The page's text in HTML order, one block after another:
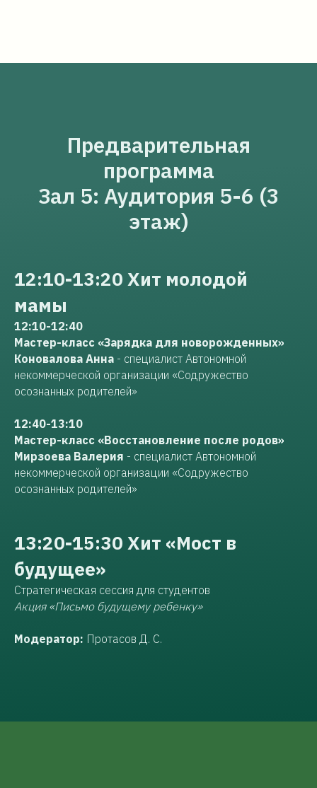
Предварительная
программа
Зал 5: Аудитория 5-6 (3
этаж)
12:10-13:20 Хит молодой
мамы
12:10-12:40
Мастер-класс «Зарядка для новорожденных»
Коновалова Анна - специалист Автономной
некоммерческой организации «Содружество
осознанных родителей»
12:40-13:10
Мастер-класс «Восстановление после родов»
Мирзоева Валерия - специалист Автономной
некоммерческой организации «Содружество
осознанных родителей»
13:20-15:30 Хит «Мост в
будущее»
Стратегическая сессия для студентов
Акция «Письмо будущему ребенку»
Модератор: Протасов Д. С.